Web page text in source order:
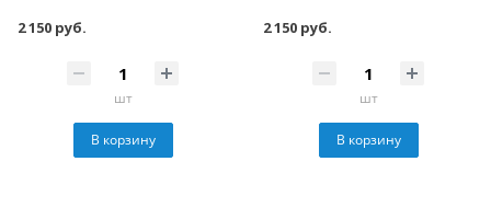
2 150 руб.
шт
В корзину
2 150 руб.
шт
В корзину